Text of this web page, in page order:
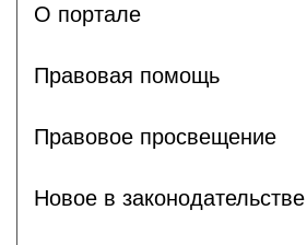
О портале
Правовая помощь
Правовое просвещение
Новое в законодательстве